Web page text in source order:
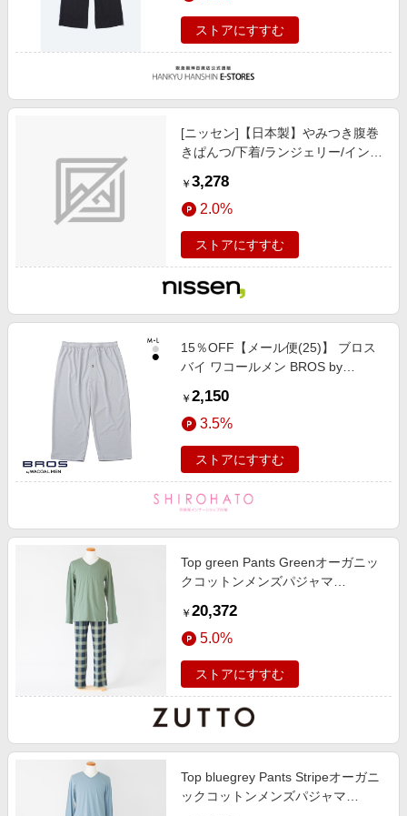
ストアにすすむ
[ニッセン]【日本製】やみつき腹巻
きぱんつ/下着/ランジェリー/インナ
オーバーパンツ/ローズ
￥ 3,278
2.0%
ストアにすすむ
15％OFF【メール便(25)】 ブロス
バイ ワコールメン BROS by
ざ下丈パンツ 前開き ML べたつき
にくいさらさらインナー
￥ 2,150
3.5%
ストアにすすむ
Top green Pants Greenオーガニッ
クコットンメンズパジャマ
￥ 20,372
5.0%
ストアにすすむ
Top bluegrey Pants Stripeオーガニ
ックコットンメンズパジャマ